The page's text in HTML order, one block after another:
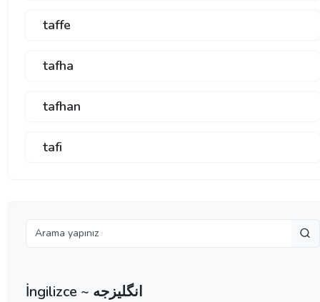
taffe
tafha
tafhan
tafi
İngilizce ~ انگلیزجه